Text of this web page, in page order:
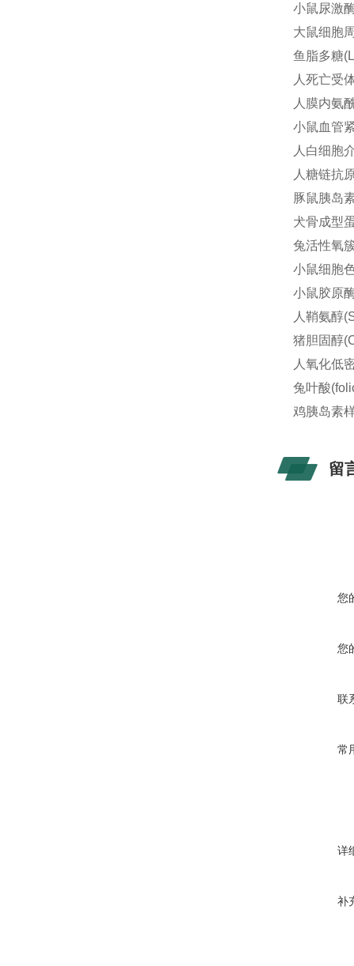
小鼠尿激
大鼠细胞
鱼脂多糖
人死亡受
人膜内氨
小鼠血管
人白细胞
人糖链抗
豚鼠胰岛
犬骨成型
兔活性氧
小鼠细胞
小鼠胶原
人鞘氨醇
猪胆固醇
人氧化低
兔叶酸
鸡胰岛素
留
您
您
联
常
详
补